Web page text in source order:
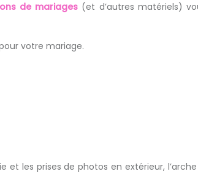
de mariages (et d’autres matériels)
votre mariage.
et les prises de photos en extérieur,